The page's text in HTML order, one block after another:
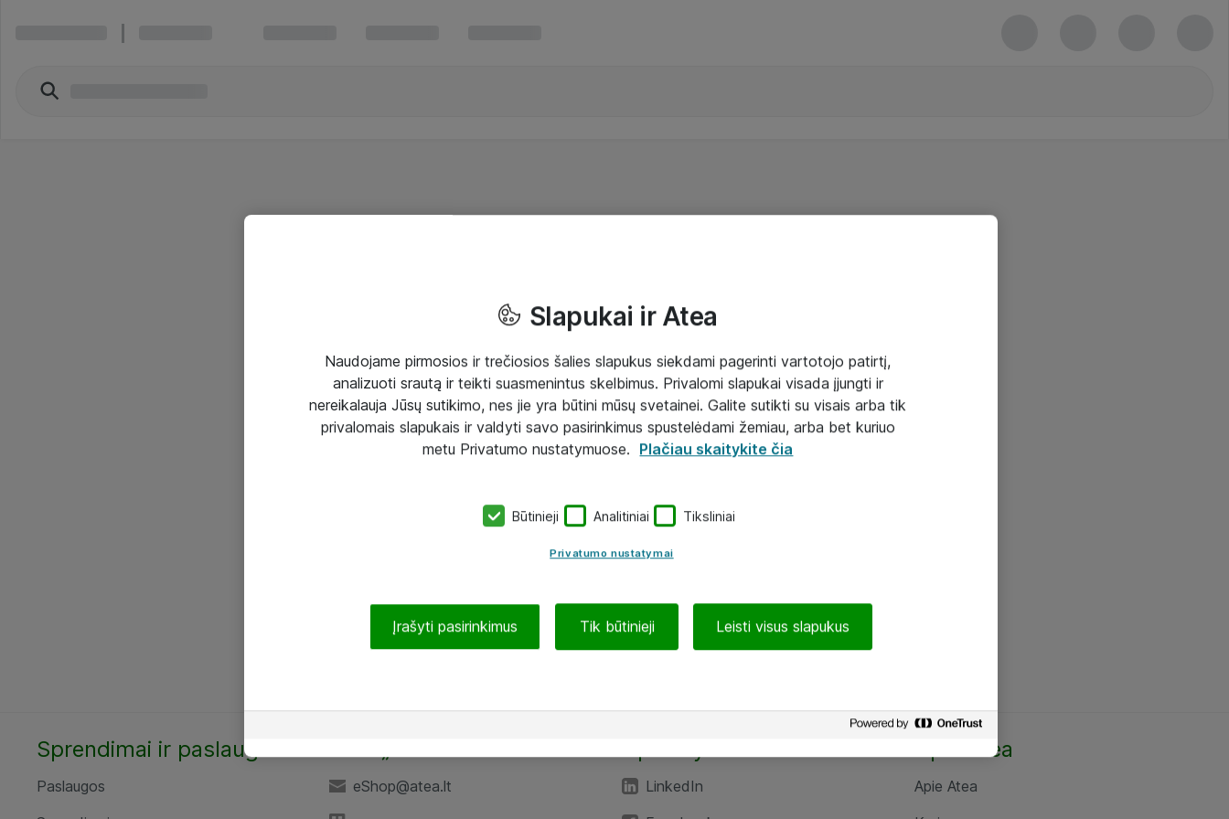
Sprendimai ir paslaugos
Paslaugos
eShop@atea.lt
LinkedIn
Apie Atea
Apie Atea
Slapukai ir Atea
Naudojame pirmosios ir trečiosios šalies slapukus siekdami pagerinti vartotojo patirtį,
analizuoti srautą ir teikti suasmenintus skelbimus. Privalomi slapukai visada įjungti ir
nereikalauja Jūsų sutikimo, nes jie yra būtini mūsų svetainei. Galite sutikti su visais arba tik
privalomais slapukais ir valdyti savo pasirinkimus spustelėdami žemiau, arba bet kuriuo
metu Privatumo nustatymuose. Plačiau skaitykite čia
Būtinieji Analitiniai Tiksliniai
Privatumo nustatymai
Įrašyti pasirinkimus Tik būtinieji Leisti visus slapukus